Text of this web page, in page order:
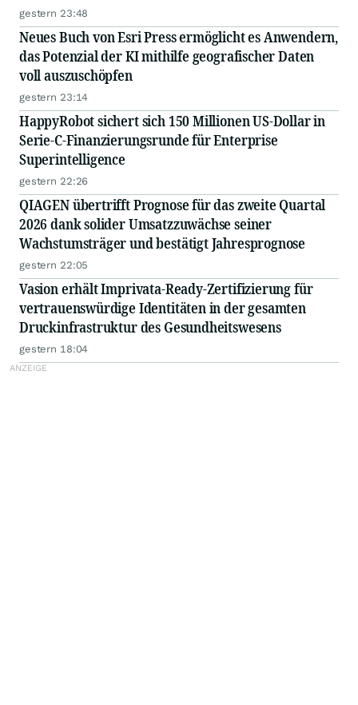
gestern 23:48
Neues Buch von Esri Press ermöglicht es Anwendern,
das Potenzial der KI mithilfe geografischer Daten
voll auszuschöpfen
gestern 23:14
HappyRobot sichert sich 150 Millionen US-Dollar in
Serie-C-Finanzierungsrunde für Enterprise
Superintelligence
gestern 22:26
QIAGEN übertrifft Prognose für das zweite Quartal
2026 dank solider Umsatzzuwächse seiner
Wachstumsträger und bestätigt Jahresprognose
gestern 22:05
Vasion erhält Imprivata-Ready-Zertifizierung für
vertrauenswürdige Identitäten in der gesamten
Druckinfrastruktur des Gesundheitswesens
gestern 18:04